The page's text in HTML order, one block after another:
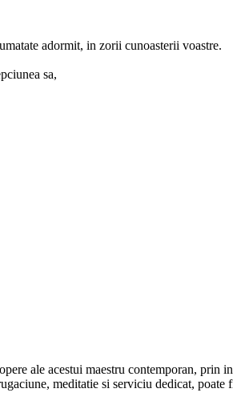
adormit, in zorii cunoasterii voastre.
sa,
ale acestui maestru contemporan, prin
meditatie si serviciu dedicat, poate